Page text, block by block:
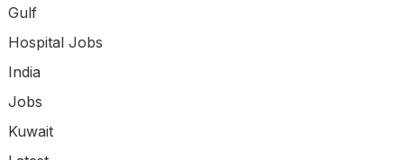
Gulf
Hospital Jobs
India
Jobs
Kuwait